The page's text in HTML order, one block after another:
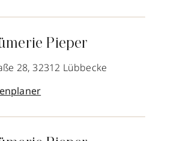
Pieper
28, 32312 Lübbecke